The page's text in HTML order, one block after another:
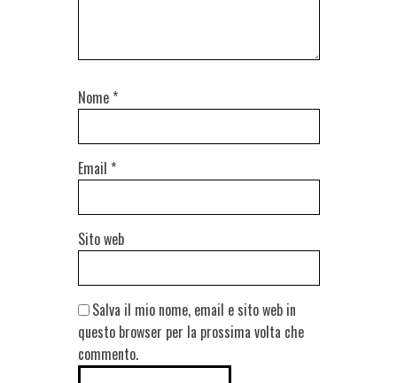
Nome *
Email *
Sito web
Salva il mio nome, email e sito web in
questo browser per la prossima volta che
commento.